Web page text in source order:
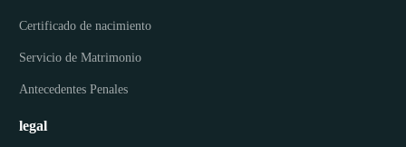
Certificado de nacimiento
Servicio de Matrimonio
Antecedentes Penales
legal